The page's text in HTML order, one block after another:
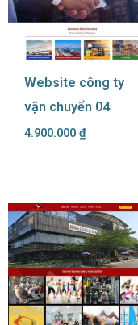
Website công ty
vận chuyển 04
4.900.000 ₫